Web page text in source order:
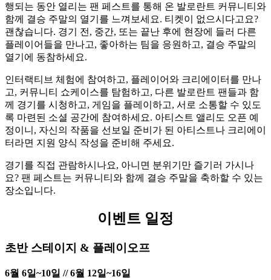
행되는 동안 열리는 팬 페스트를 통해 온 발로란트 커뮤니티와
함께 결승 주말의 열기를 느껴보세요. 티켓이 없으시다고요?
괜찮습니다. 경기 전, 중간, 또는 끝난 후에 현장에 들러 다른
플레이어들을 만나고, 좋아하는 팀을 응원하고, 결승 주말의
열기에 동참하세요.
인터랙티브 체험에 참여하고, 플레이어와 크리에이터를 만나
고, 커뮤니티 쇼케이스를 탐험하고, 다른 발로란트 팬들과 함
께 경기를 시청하고, 게임을 플레이하고, 서로 소통할 수 있도
록 마련된 소셜 공간에 참여하세요. 아티스트 앨리도 오픈 예
정이니, 자신의 작품을 선보일 준비가 된 아티스트나 크리에이
터라면 지원 양식 작성을 준비해 주세요.
경기를 직접 관람하시나요, 아니면 분위기만 즐기러 가시나
요? 팬 페스트는 커뮤니티와 함께 결승 주말을 축하할 수 있는
장소입니다.
이벤트 일정
초반 스테이지 & 플레이오프
6월 6일~10일 // 6월 12일~16일